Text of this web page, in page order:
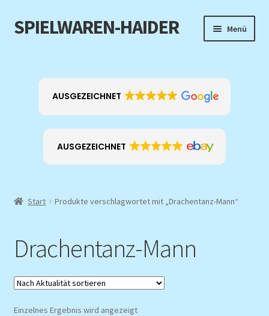
Zur
Navigation
Zum
Inhalt
SPIELWAREN-HAIDER Menü
ANGEBOTE
AUSGEZEICHNET
AUSGEZEICHNET
Start Produkte verschlagwortet mit „Drachentanz-Mann“
Drachentanz-Mann
Einzelnes Ergebnis wird angezeigt